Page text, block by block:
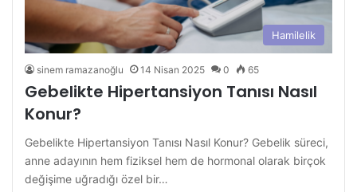
Hamilelik
sinem ramazanoğlu 14 Nisan 2025 0 65
Gebelikte Hipertansiyon Tanısı Nasıl
Konur?
Gebelikte Hipertansiyon Tanısı Nasıl Konur? Gebelik süreci,
anne adayının hem fiziksel hem de hormonal olarak birçok
değişime uğradığı özel bir…